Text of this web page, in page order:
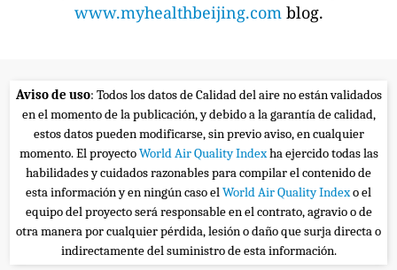
www.myhealthbeijing.com blog.
Aviso de uso: Todos los datos de Calidad del aire no están validados
en el momento de la publicación, y debido a la garantía de calidad,
estos datos pueden modificarse, sin previo aviso, en cualquier
momento. El proyectoWorld Air Quality Indexha ejercido todas las
habilidades y cuidados razonables para compilar el contenido de
esta información y en ningún caso elWorld Air Quality Indexo el
equipo del proyecto será responsable en el contrato, agravio o de
otra manera por cualquier pérdida, lesión o daño que surja directa o
indirectamente del suministro de esta información.